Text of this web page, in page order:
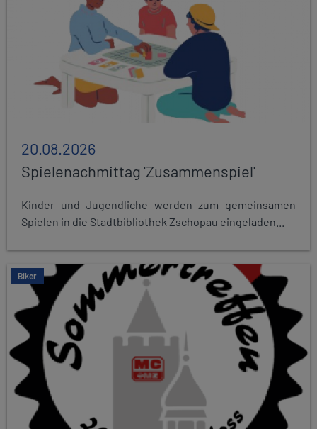
20.08.2026
Spielenachmittag 'Zusammenspiel'
Kinder und Jugendliche werden zum gemeinsamen
Spielen in die Stadtbibliothek Zschopau eingeladen...
Biker